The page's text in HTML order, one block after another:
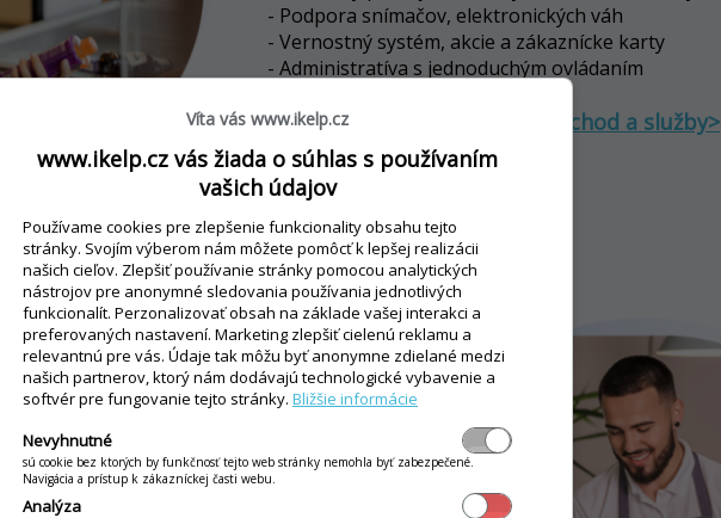
- Podpora snímačov, elektronických váh
- Vernostný systém, akcie a zákaznícke karty
- Administratíva s jednoduchým ovládaním
Prejsť na stránku pre maloobchod a služby>
bary, terasy a
zastreší potreby
i financie, ale aj
rýchle a
Víta vás www.ikelp.cz
www.ikelp.cz vás žiada o súhlas s používaním
vašich údajov
Používame cookies pre zlepšenie funkcionality obsahu tejto
stránky. Svojím výberom nám môžete pomôcť k lepšej realizácii
našich cieľov. Zlepšiť používanie stránky pomocou analytických
nástrojov pre anonymné sledovania používania jednotlivých
funkcionalít. Perzonalizovať obsah na základe vašej interakci a
preferovaných nastavení. Marketing zlepšiť cielenú reklamu a
relevantnú pre vás. Údaje tak môžu byť anonymne zdielané medzi
našich partnerov, ktorý nám dodávajú technologické vybavenie a
softvér pre fungovanie tejto stránky. Bližšie informácie
Nevyhnutné
sú cookie bez ktorých by funkčnosť tejto web stránky nemohla byť zabezpečené.
Navigácia a prístup k zákazníckej časti webu.
Analýza